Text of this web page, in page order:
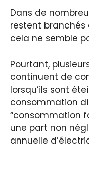
Dans de
restent
cela ne semble
Pourtant,
continuent de
lorsqu’ils sont
consommation
“consommation
une part non
annuelle